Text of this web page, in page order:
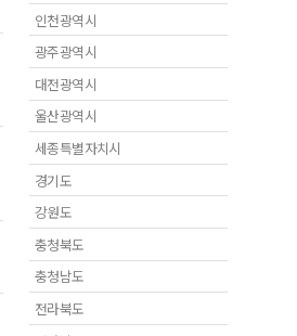
인천광역시
광주광역시
대전광역시
울산광역시
세종특별자치시
경기도
강원도
충청북도
충청남도
전라북도